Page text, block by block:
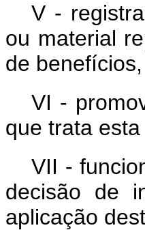
V -
ou material
de
VI -
que trata esta
VII -
decisão de
aplicação